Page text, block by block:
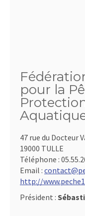
pour la
47 rue du Docteur
19000 TULLE
Téléphone :
Email :
http://
Président :